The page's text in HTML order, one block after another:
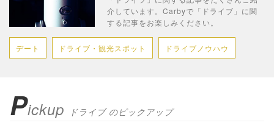
介しています。Carbyで「ドライブ」に関
する記事をお楽しみください。
デート ドライブ・観光スポット ドライブノウハウ
Pickup ドライブ のピックアップ